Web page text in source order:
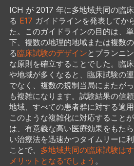
ICH が 2017 年に多地域共同の臨
る E17 ガイドラインを発表してか
た。このガイドラインの目的は、
下、複数の地理的地域または複数
る臨床試験のデザインとプランニ
な原則を確立することでした。臨
や地域が多くなると、臨床試験の
でなく、複数の規制当局にまたが
も複雑になります。試験結果の信
地域、すべての患者群に対する適用
このような複雑化に対応すること
は、有意義な高い医療効果をもた
い治療法を迅速かつタイムリーに
ことで、 多地域共同の臨床試験は
メリットとなるでしょう 。